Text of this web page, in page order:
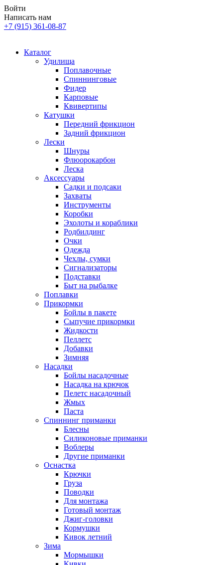
Войти
Написать нам
+7 (915) 361-08-87
Каталог
Удилища
Поплавочные
Спиннинговые
Фидер
Карповые
Квивертипы
Катушки
Передний фрикцион
Задний фрикцион
Лески
Шнуры
Флюорокарбон
Леска
Аксессуары
Садки и подсаки
Захваты
Инструменты
Коробки
Эхолоты и кораблики
Родбилдинг
Очки
Одежда
Чехлы, сумки
Сигнализаторы
Подставки
Быт на рыбалке
Поплавки
Прикормки
Бойлы в пакете
Сыпучие прикормки
Жидкости
Пеллетс
Добавки
Зимняя
Насадки
Бойлы насадочные
Насадка на крючок
Пелетс насадочный
Жмых
Паста
Спиннинг приманки
Блесны
Силиконовые приманки
Воблеры
Другие приманки
Оснастка
Крючки
Груза
Поводки
Для монтажа
Готовый монтаж
Джиг-головки
Кормушки
Кивок летний
Зима
Мормышки